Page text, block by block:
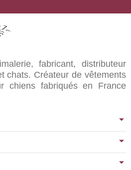
fabricant, distributeur
chats. Créateur de vêtements
chiens fabriqués en France